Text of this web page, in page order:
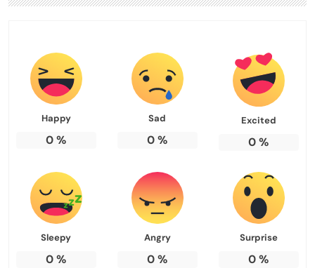
Happy
0%
Sad
0%
Excited
0%
Sleepy
0%
Angry
0%
Surprise
0%